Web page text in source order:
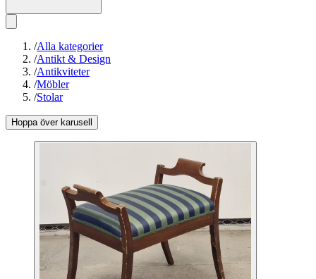
/Alla kategorier
/Antikt & Design
/Antikviteter
/Möbler
/Stolar
Hoppa över karusell